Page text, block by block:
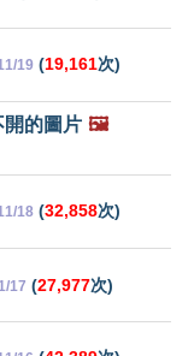
19 (19,161次)
開的圖片 🖼️
18 (32,858次)
17 (27,977次)